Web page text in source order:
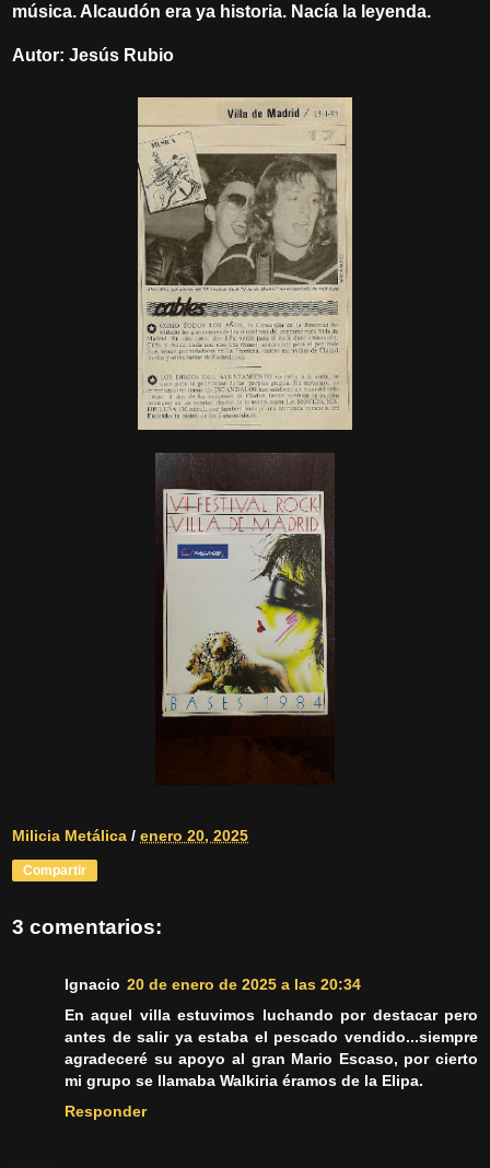
música. Alcaudón era ya historia. Nacía la leyenda.
Autor: Jesús Rubio
Milicia Metálica / enero 20, 2025
Compartir
3 comentarios:
Ignacio 20 de enero de 2025 a las 20:34
En aquel villa estuvimos luchando por destacar pero
antes de salir ya estaba el pescado vendido...siempre
agradeceré su apoyo al gran Mario Escaso, por cierto
mi grupo se llamaba Walkiria éramos de la Elipa.
Responder